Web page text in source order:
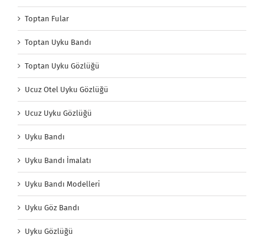
Toptan Fular
Toptan Uyku Bandı
Toptan Uyku Gözlüğü
Ucuz Otel Uyku Gözlüğü
Ucuz Uyku Gözlüğü
Uyku Bandı
Uyku Bandı İmalatı
Uyku Bandı Modelleri
Uyku Göz Bandı
Uyku Gözlüğü